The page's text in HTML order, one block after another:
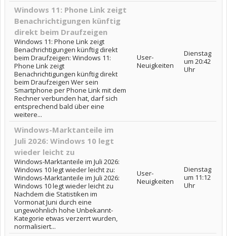
Windows 11: Phone Link zeigt
Benachrichtigungen künftig
direkt beim Draufzeigen
Windows 11: Phone Link zeigt
Benachrichtigungen künftig direkt
beim Draufzeigen: Windows 11:
Phone Link zeigt
Benachrichtigungen künftig direkt
beim Draufzeigen Wer sein
Smartphone per Phone Link mit dem
Rechner verbunden hat, darf sich
entsprechend bald über eine
weitere...
User-
Neuigkeiten
Dienstag
um 20:42
Uhr
Windows-Marktanteile im
Juli 2026: Windows 10 legt
wieder leicht zu
Windows-Marktanteile im Juli 2026:
Windows 10 legt wieder leicht zu:
Windows-Marktanteile im Juli 2026:
Windows 10 legt wieder leicht zu
Nachdem die Statistiken im
Vormonat Juni durch eine
ungewöhnlich hohe Unbekannt-
Kategorie etwas verzerrt wurden,
normalisiert...
User-
Neuigkeiten
Dienstag
um 11:12
Uhr